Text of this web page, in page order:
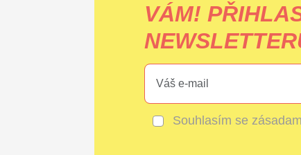
VÁM!
Souhlasím se